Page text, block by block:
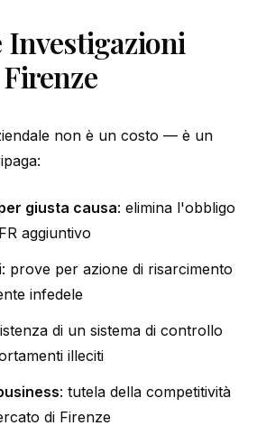
Investigazioni
non è un costo — è un
giusta causa: elimina l'obbligo
aggiuntivo
: prove per azione di risarcimento
infedele
di un sistema di controllo
illeciti
: tutela della competitività
di Firenze